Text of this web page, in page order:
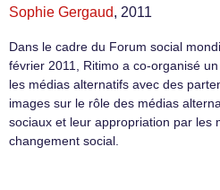
Sophie Gergaud, 2011
Dans le cadre du Forum social
février 2011, Ritimo a co-organisé
les médias alternatifs avec des
images sur le rôle des médias
sociaux et leur appropriation par les
changement social.